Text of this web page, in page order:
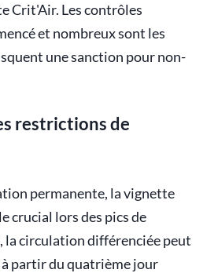
Crit'Air. Les contrôles
et nombreux sont les
une sanction pour non-
restrictions de
permanente, la vignette
crucial lors des pics de
la circulation différenciée peut
à partir du quatrième jour